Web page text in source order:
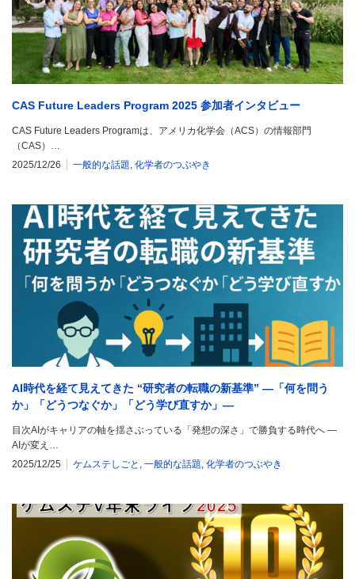
CAS Future Leaders Program 2025 参加者インタビュー
CAS Future Leaders Programは、アメリカ化学会（ACS）の情報部門
（CAS）…
2025/12/26
一般的な話題 化学者のつぶやき
AI時代を経て見えてきた “研究者の転職の新基準” —「何を問う
か」「どうつなぐか」「どう学び直すか」—
目次AIがキャリアの軸を揺さぶっている「発想の深さ」で勝負する時代へ ―
AIが変え…
2025/12/25
ケムステしごと , 一般的な話題, 化学者のつぶやき